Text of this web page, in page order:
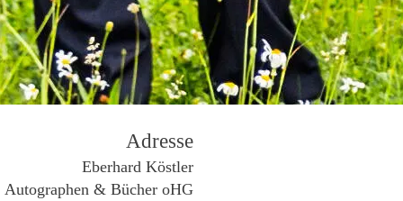
Adresse
Eberhard Köstler
Autographen & Bücher oHG